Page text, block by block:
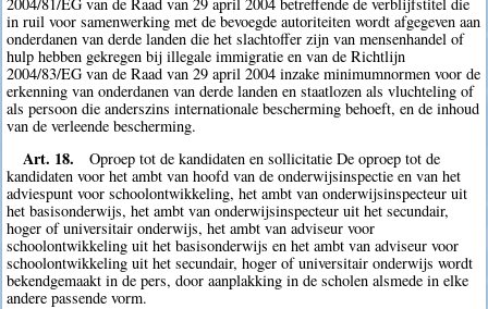
in ruil voor samenwerking met de bevoegde autoriteiten wordt afgegeven aan
onderdanen van derde landen die het slachtoffer zijn van mensenhandel of
hulp hebben gekregen bij illegale immigratie en van de Richtlijn
2004/83/EG van de Raad van 29 april 2004 inzake minimumnormen voor de
erkenning van onderdanen van derde landen en staatlozen als vluchteling of
als persoon die anderszins internationale bescherming behoeft, en de inhoud
van de verleende bescherming.
Art. 18.
Oproep tot de kandidaten en sollicitatie De oproep tot de
kandidaten voor het ambt van hoofd van de onderwijsinspectie en van het
adviespunt voor schoolontwikkeling, het ambt van onderwijsinspecteur uit
het basisonderwijs, het ambt van onderwijsinspecteur uit het secundair,
hoger of universitair onderwijs, het ambt van adviseur voor
schoolontwikkeling uit het basisonderwijs en het ambt van adviseur voor
schoolontwikkeling uit het secundair, hoger of universitair onderwijs wordt
bekendgemaakt in de pers, door aanplakking in de scholen alsmede in elke
andere passende vorm.